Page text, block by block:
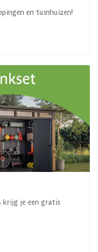
en tuinhuizen!
krijg je een gratis